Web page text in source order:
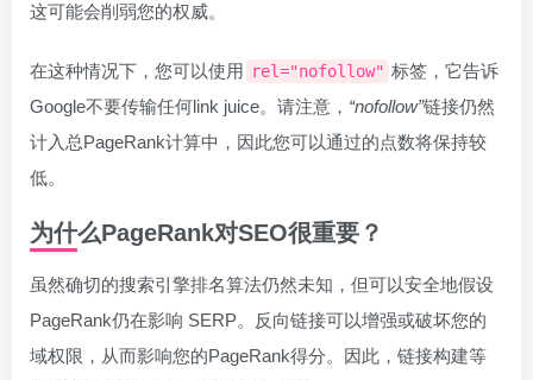
这可能会削弱您的权威。
在这种情况下，您可以使用 rel="nofollow" 标签，它告诉
Google不要传输任何link juice。请注意， “nofollow”链接仍然
计入总PageRank计算中，因此您可以通过的点数将保持较
低。
为什么PageRank对SEO很重要？
虽然确切的搜索引擎排名算法仍然未知，但可以安全地假设
PageRank仍在影响 SERP。反向链接可以增强或破坏您的
域权限，从而影响您的PageRank得分。因此，链接构建等